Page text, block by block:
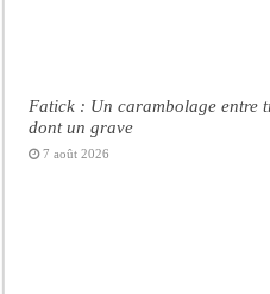
Fatick : Un carambolage entre
dont un grave
7 août 2026